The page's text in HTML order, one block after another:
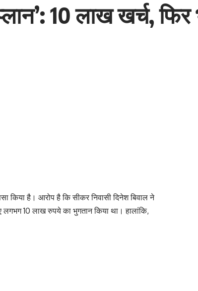
10 लाख खर्च, फिर
है। आरोप है कि सीकर निवासी दिनेश बिवाल ने
10 लाख रुपये का भुगतान किया था। हालांकि,